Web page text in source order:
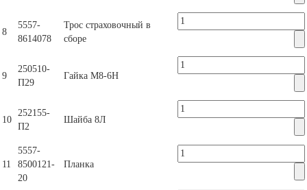
8
5557-
8614078
Трос страховочный в
сборе
9
250510-
П29
Гайка М8-6Н
10
252155-
П2
Шайба 8Л
11
5557-
8500121-
20
Планка